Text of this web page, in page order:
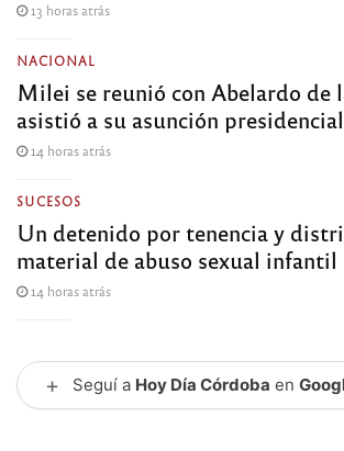
13 horas atrás
NACIONAL
Milei se reunió con Abelardo de
asistió a su asunción presidencial
14 horas atrás
SUCESOS
Un detenido por tenencia y
material de abuso sexual infantil
14 horas atrás
+ Seguí a Hoy Día Córdoba en